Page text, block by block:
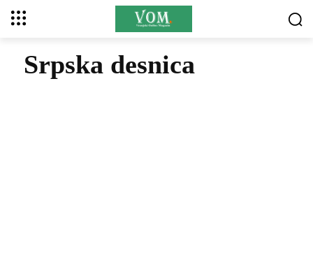
Srpska desnica